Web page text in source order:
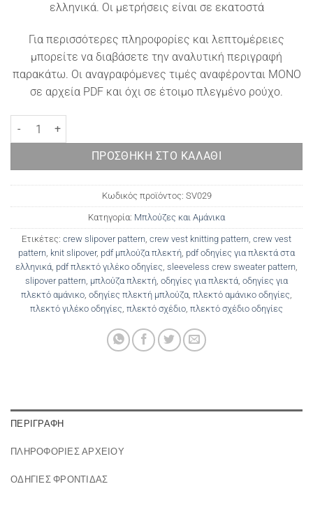
ελληνικά. Οι μετρήσεις είναι σε εκατοστά
Για περισσότερες πληροφορίες και λεπτομέρειες
μπορείτε να διαβάσετε την αναλυτική περιγραφή
παρακάτω. Οι αναγραφόμενες τιμές αναφέρονται ΜΟΝΟ
σε αρχεία PDF και όχι σε έτοιμο πλεγμένο ρούχο.
Πλεκτό γιλέκο Dion ποσότητα
ΠΡΟΣΘΉΚΗ ΣΤΟ ΚΑΛΆΘΙ
Κωδικός προϊόντος: SV029
Κατηγορία: Μπλούζες και Αμάνικα
Ετικέτες: crew slipover pattern crew vest knitting pattern crew vest
pattern knit slipover, pdf μπλούζα πλεκτή pdf οδηγίες για πλεκτά στα
ελληνικά pdf πλεκτό γιλέκο οδηγίες sleeveless crew sweater pattern
slipover pattern μπλούζα πλεκτή οδηγίες για πλεκτά οδηγίες για
πλεκτό αμάνικο οδηγίες πλεκτή μπλούζα πλεκτό αμάνικο οδηγίες
πλεκτό γιλέκο οδηγίες πλεκτό σχέδιο πλεκτό σχέδιο οδηγίες
ΠΕΡΙΓΡΑΦΉ
ΠΛΗΡΟΦΟΡΙΕΣ ΑΡΧΕΙΟΥ
ΟΔΗΓΙΕΣ ΦΡΟΝΤΙΔΑΣ